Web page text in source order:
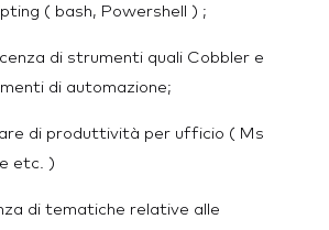
( bash, Powershell ) ;
di strumenti quali Cobbler e
di automazione;
di produttività per ufficio ( Ms
etc. )
di tematiche relative alle